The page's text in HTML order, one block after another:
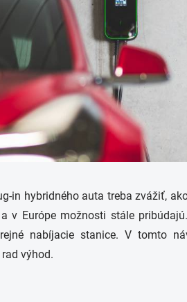
in hybridného auta treba zvážiť,
v Európe možnosti stále
nabíjacie stanice. V tomto
výhod.